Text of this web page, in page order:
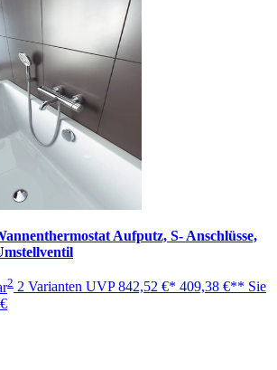
Aufputz, S- Anschlüsse,
2 2 Varianten UVP842,52 €* 409,38 €** Sie